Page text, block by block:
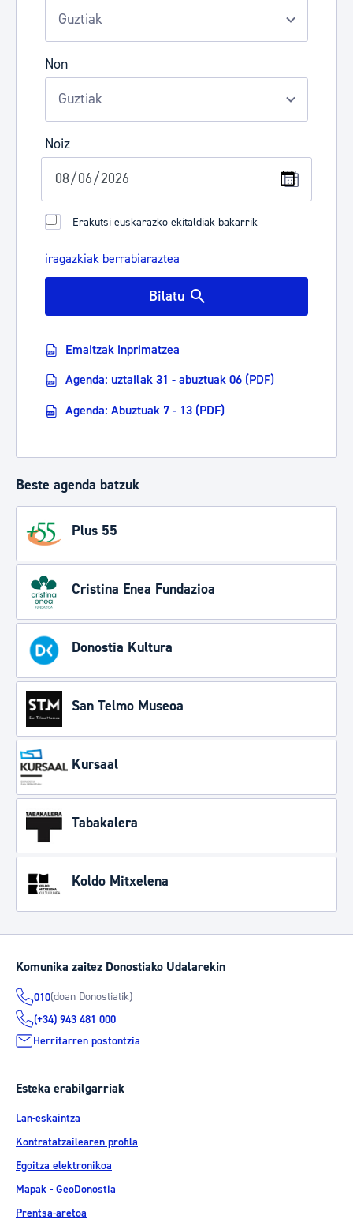
Non
Noiz
Erakutsi euskarazko ekitaldiak bakarrik
iragazkiak berrabiaraztea
Bilatu
Emaitzak inprimatzea
Agenda: uztailak 31 - abuztuak 06 (PDF)
Agenda: Abuztuak 7 - 13 (PDF)
Beste agenda batzuk
Plus 55
Cristina Enea Fundazioa
Donostia Kultura
San Telmo Museoa
Kursaal
Tabakalera
Koldo Mitxelena
Komunika zaitez Donostiako Udalarekin
010(doan Donostiatik)
(+34) 943 481 000
Herritarren postontzia
Esteka erabilgarriak
Lan-eskaintza
Kontratatzailearen profila
Egoitza elektronikoa
Mapak - GeoDonostia
Prentsa-aretoa